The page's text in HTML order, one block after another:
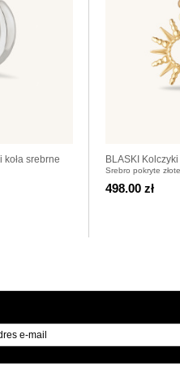
koła srebrne BLASKI
Srebro pokryte
498.00 zł